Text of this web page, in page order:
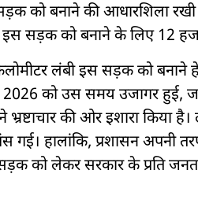
को बनाने की आधारशिला
सड़क को बनाने के लिए 12
लंबी इस सड़क को बनाने
को उस समय उजागर हुई,
भ्रष्टाचार की ओर इशारा
गई। हालांकि, प्रशासन अपनी
को लेकर सरकार के प्रति